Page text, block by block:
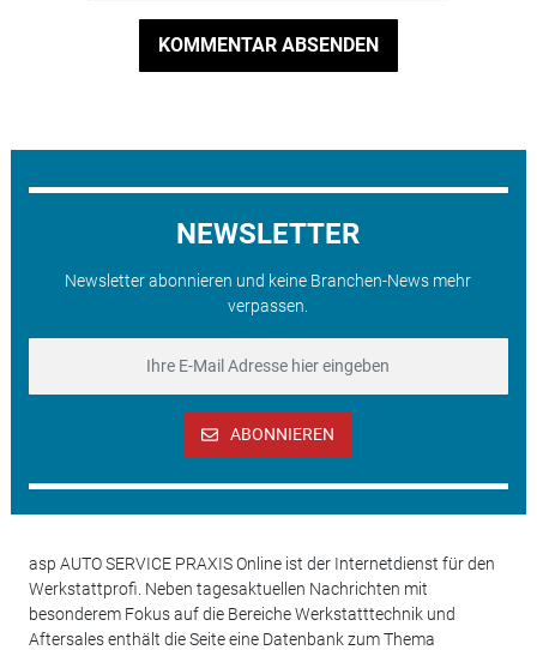
KOMMENTAR ABSENDEN
NEWSLETTER
Newsletter abonnieren und keine Branchen-News mehr
verpassen.
ABONNIEREN
asp AUTO SERVICE PRAXIS Online ist der Internetdienst für den
Werkstattprofi. Neben tagesaktuellen Nachrichten mit
besonderem Fokus auf die Bereiche Werkstatttechnik und
Aftersales enthält die Seite eine Datenbank zum Thema